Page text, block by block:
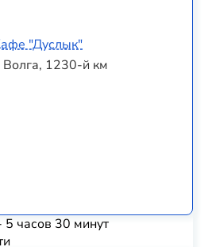
"Дуслык"
1230-й км
часов 30 минут